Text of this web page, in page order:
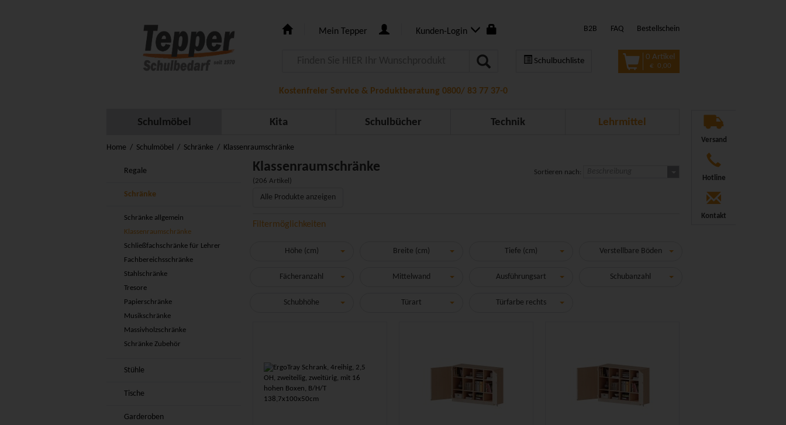
Mein Tepper Kunden-Login B2B FAQ Bestellschein
Schulbuchliste 0 Artikel
€ 0,00
Kostenfreier Service & Produktberatung 0800/ 83 77 37-0
Schulmöbel Kita Schulbücher Technik Lehrmittel
Versand
Hotline
Kontakt
Home Schulmöbel Schränke Klassenraumschränke
Regale
Schränke
Schränke allgemein
Klassenraumschränke
Schließfachschränke für Lehrer
Fachbereichsschränke
Stahlschränke
Tresore
Papierschränke
Musikschränke
Massivholzschränke
Schränke Zubehör
Stühle
Tische
Garderoben
Klassenraumschränke
(206 Artikel)
Alle Produkte anzeigen
Sortieren nach:
Filtermöglichkeiten
Höhe (cm) Breite (cm) Tiefe (cm) Verstellbare Böden
Fächeranzahl Mittelwand Ausführungsart Schubanzahl
Schubhöhe Türart Türfarbe rechts